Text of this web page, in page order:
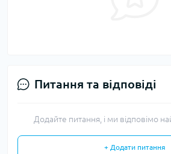
Питання та відповіді
Додайте питання, і ми відповімо
+ Додати питання